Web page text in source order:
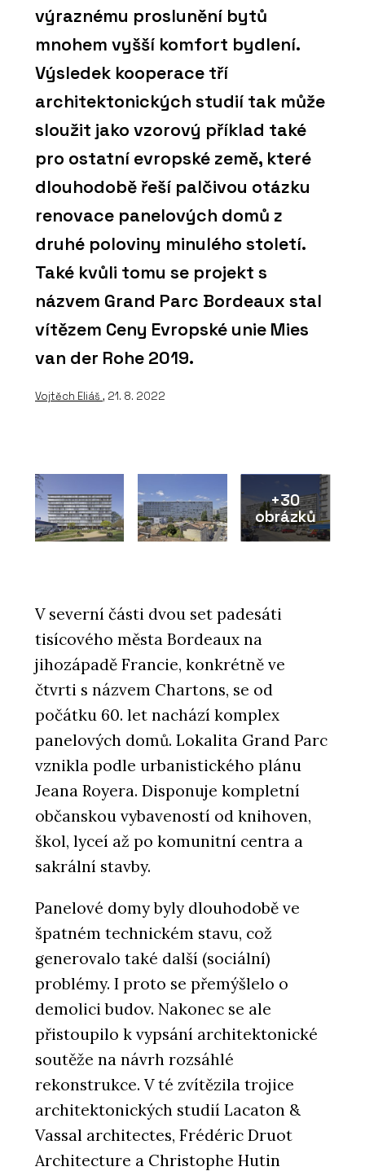
výraznému proslunění bytů
mnohem vyšší komfort bydlení.
Výsledek kooperace tří
architektonických studií tak může
sloužit jako vzorový příklad také
pro ostatní evropské země, které
dlouhodobě řeší palčivou otázku
renovace panelových domů z
druhé poloviny minulého století.
Také kvůli tomu se projekt s
názvem Grand Parc Bordeaux stal
vítězem Ceny Evropské unie Mies
van der Rohe 2019.
Vojtěch Eliáš , 21. 8. 2022
+30
obrázků
V severní části dvou set padesáti
tisícového města Bordeaux na
jihozápadě Francie, konkrétně ve
čtvrti s názvem Chartons, se od
počátku 60. let nachází komplex
panelových domů. Lokalita Grand Parc
vznikla podle urbanistického plánu
Jeana Royera. Disponuje kompletní
občanskou vybaveností od knihoven,
škol, lyceí až po komunitní centra a
sakrální stavby.
Panelové domy byly dlouhodobě ve
špatném technickém stavu, což
generovalo také další (sociální)
problémy. I proto se přemýšlelo o
demolici budov. Nakonec se ale
přistoupilo k vypsání architektonické
soutěže na návrh rozsáhlé
rekonstrukce. V té zvítězila trojice
architektonických studií Lacaton &
Vassal architectes, Frédéric Druot
Architecture a Christophe Hutin